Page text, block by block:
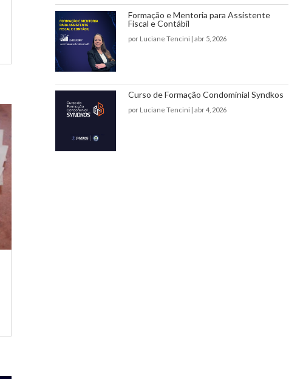
Formação e Mentoria para Assistente
Fiscal e Contábil
por Luciane Tencini | abr 5, 2026
Curso de Formação Condominial Syndkos
por Luciane Tencini | abr 4, 2026